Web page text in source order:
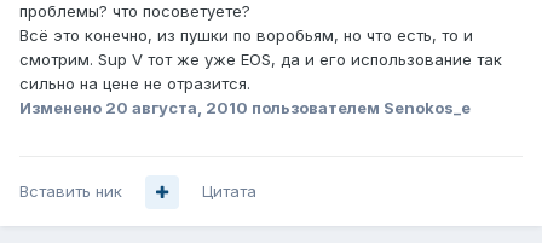
проблемы? что посоветуете?
Всё это конечно, из пушки по воробьям, но что есть, то и
смотрим. Sup V тот же уже EOS, да и его использование так
сильно на цене не отразится.
Изменено 20 августа, 2010 пользователем Senokos_e
Вставить ник Цитата